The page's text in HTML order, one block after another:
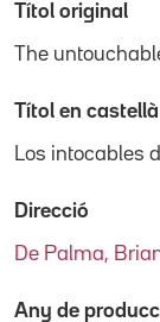
Títol original
The
Títol en castellà
Los intocables
Direcció
De Palma,
Any de